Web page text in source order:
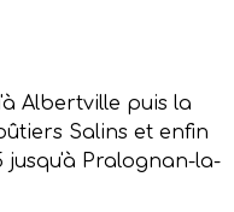
Albertville puis la
Salins et enfin
jusqu'à Pralognan-la-